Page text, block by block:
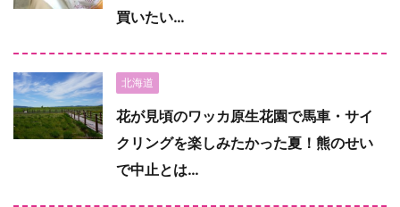
買いたい…
北海道
花が見頃のワッカ原生花園で馬車・サイ
クリングを楽しみたかった夏！熊のせい
で中止とは…